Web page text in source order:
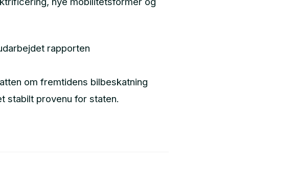
rapporten
om fremtidens bilbeskatning
stabilt provenu for staten.